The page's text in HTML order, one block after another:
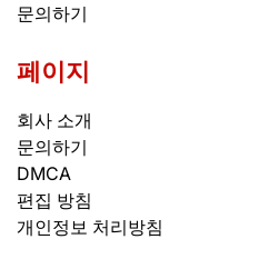
문의하기
페이지
회사 소개
문의하기
DMCA
편집 방침
개인정보 처리방침